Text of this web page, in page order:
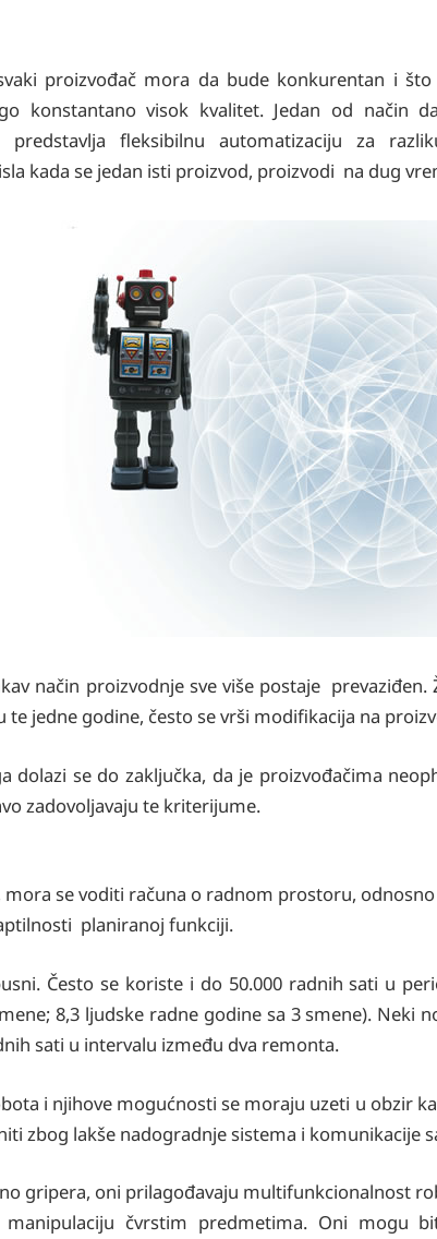
proizvođač mora da bude konkurentan i
konstantano visok kvalitet. Jedan od način
predstavlja fleksibilnu automatizaciju za
kada se jedan isti proizvod, proizvodi na dug
način proizvodnje sve više postaje
te jedne godine, često se vrši modifikacija na
dolazi se do zaključka, da je proizvođačima
zadovoljavaju te kriterijume.
se voditi računa o radnom prostoru,
planiranoj funkciji.
Često se koriste i do 50.000 radnih sati u
8,3 ljudske radne godine sa 3 smene). Neki
sati u intervalu između dva remonta.
i njihove mogućnosti se moraju uzeti u obzir
zbog lakše nadogradnje sistema i komunikacije
gripera, oni prilagođavaju multifunkcionalnost
čvrstim predmetima. Oni mogu